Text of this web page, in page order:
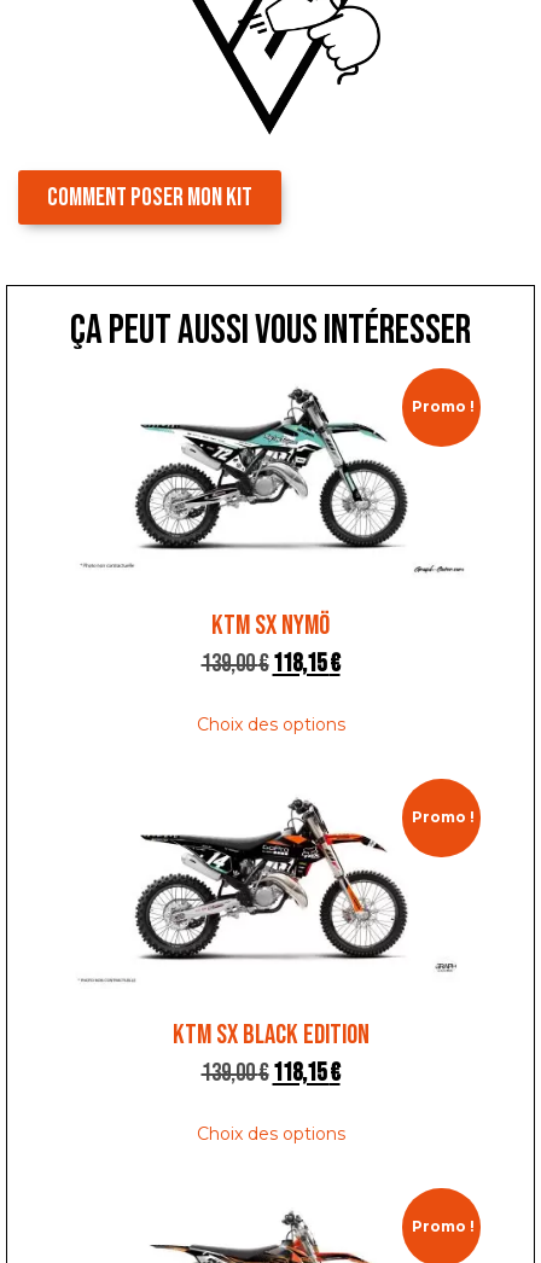
COMMENT POSER MON KIT
ça peut aussi vous intéresser
Promo !
KTM SX NYMÖ
139,00€118,15€
Choix des options
Promo !
KTM SX BLACK EDITION
139,00€118,15€
Choix des options
Promo !